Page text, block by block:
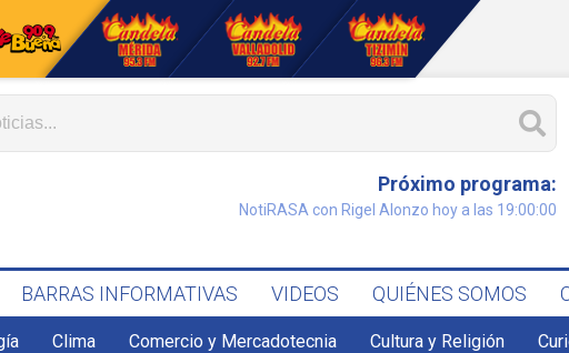
Próximo programa:
NotiRASA con Rigel Alonzo hoy a las 19:00:00
BARRAS INFORMATIVAS VIDEOS QUIÉNES SOMOS
Clima Comercio y Mercadotecnia Cultura y Religión